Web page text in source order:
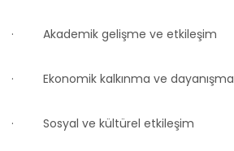
· Akademik gelişme ve etkileşim
· Ekonomik kalkınma ve dayanışma
· Sosyal ve kültürel etkileşim